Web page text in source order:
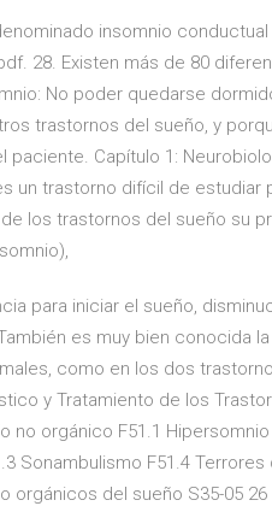
insomnio
28. Existen más de 80
No poder quedarse
trastornos del sueño, y
Capítulo 1:
un trastorno difícil de estudiar
los trastornos del sueño su
para iniciar el sueño,
es muy bien conocida
como en los dos
y Tratamiento de los
no orgánico F51.1
Sonambulismo F51.4
orgánicos del sueño S35-05 26